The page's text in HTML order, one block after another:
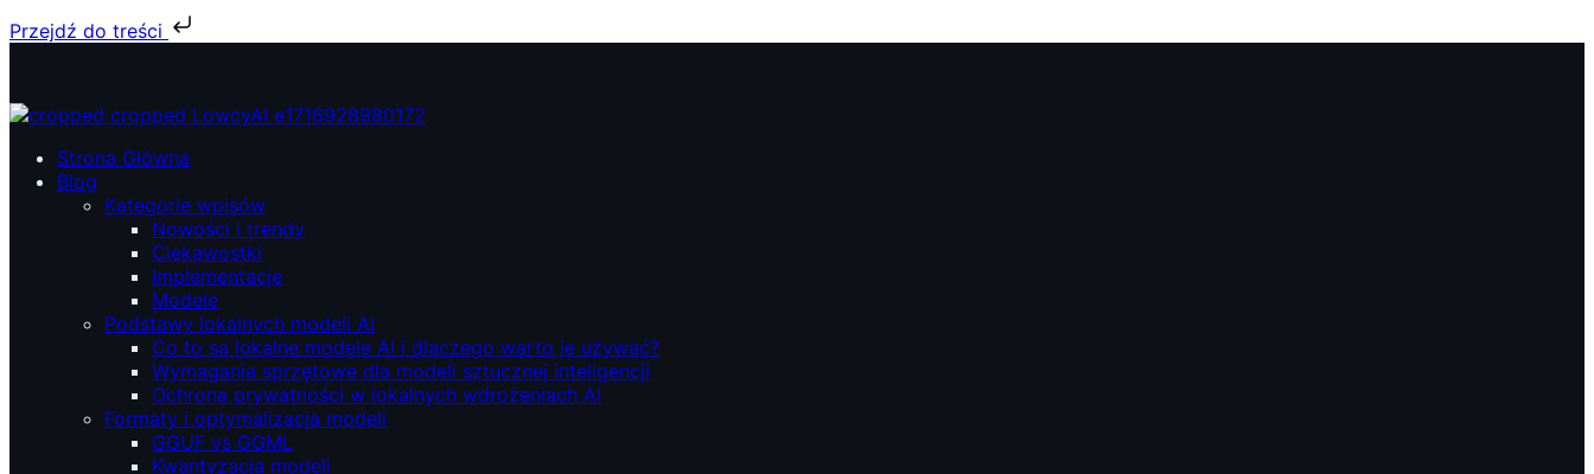
Przejdź do treści
treści
ŁowcyAI – Lokalne modele AI, prywatność i niezależność.
ŁowcyAI – Lokalne modele AI, prywatność i niezależność.
Strona Główna
Blog
Kategorie wpisów
Nowości i trendy
Ciekawostki
Implementacje
Modele
Podstawy lokalnych modeli AI
Co to są lokalne modele AI i dlaczego warto je używać?
Wymagania sprzętowe dla modeli sztucznej inteligencji
Ochrona prywatności w lokalnych wdrożeniach AI
Formaty i optymalizacja modeli
GGUF vs GGML
Kwantyzacja modeli